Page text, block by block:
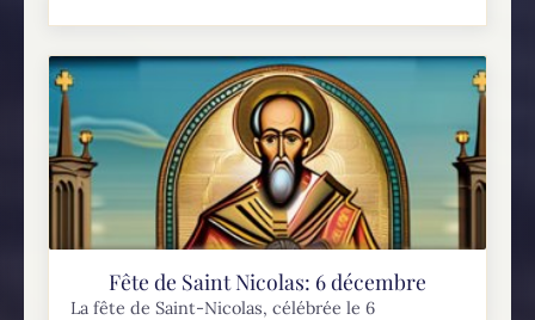
Fête de Saint Nicolas: 6 décembre
La fête de Saint-Nicolas, célébrée le 6